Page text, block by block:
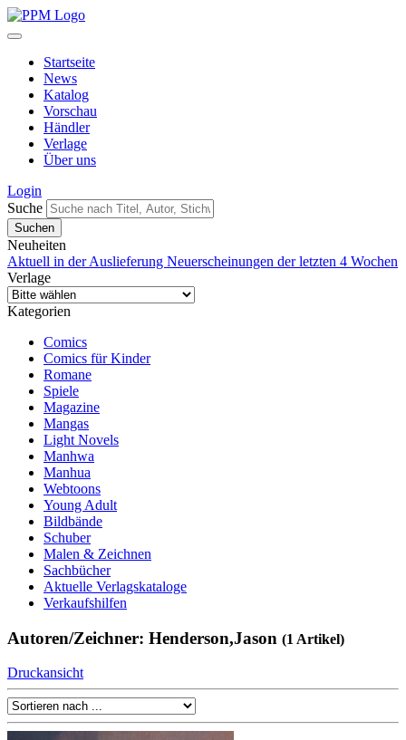
Startseite
News
Katalog
Vorschau
Händler
Verlage
Über uns
Login
Suche
Neuheiten
Aktuell in der Auslieferung Neuerscheinungen der letzten 4 Wochen
Verlage
Kategorien
Comics
Comics für Kinder
Romane
Spiele
Magazine
Mangas
Light Novels
Manhwa
Manhua
Webtoons
Young Adult
Bildbände
Schuber
Malen & Zeichnen
Sachbücher
Aktuelle Verlagskataloge
Verkaufshilfen
Autoren/Zeichner: Henderson,Jason (1 Artikel)
Druckansicht